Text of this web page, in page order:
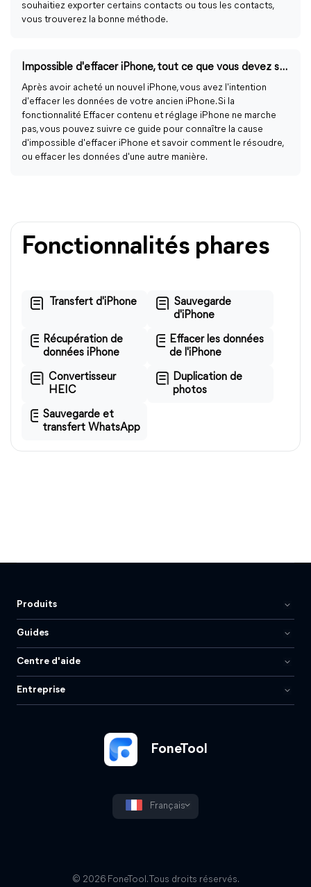
souhaitiez exporter certains contacts ou tous les contacts,
vous trouverez la bonne méthode.
Impossible d'effacer iPhone, tout ce que vous devez savoir
Après avoir acheté un nouvel iPhone, vous avez l'intention
d'effacer les données de votre ancien iPhone. Si la
fonctionnalité Effacer contenu et réglage iPhone ne marche
pas, vous pouvez suivre ce guide pour connaître la cause
d'impossible d'effacer iPhone et savoir comment le résoudre,
ou effacer les données d'une autre manière.
Fonctionnalités phares
Transfert d'iPhone
Sauvegarde
d'iPhone
Récupération de
données iPhone
Effacer les données
de l'iPhone
Convertisseur
HEIC
Duplication de
photos
Sauvegarde et
transfert WhatsApp
FoneTool
Français
Produits
Guides
Centre d'aide
Entreprise
© 2026 FoneTool. Tous droits réservés.